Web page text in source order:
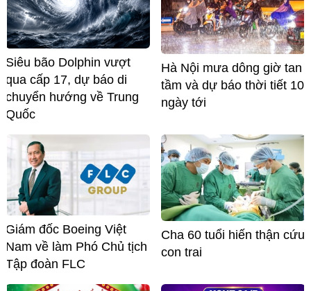
Siêu bão Dolphin vượt
qua cấp 17, dự báo di
chuyển hướng về Trung
Quốc
Hà Nội mưa dông giờ tan
tầm và dự báo thời tiết 10
ngày tới
Giám đốc Boeing Việt
Nam về làm Phó Chủ tịch
Tập đoàn FLC
Cha 60 tuổi hiến thận cứu
con trai